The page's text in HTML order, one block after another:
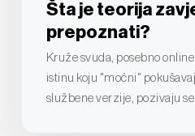
Šta je teorija
prepoznati?
Kruže svuda, posebno
istinu koju "moćni"
službene verzije, pozivaju